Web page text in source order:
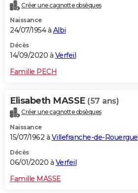
Créer une cagnotte obsèques
Naissance
24/07/1954 à Albi
Décès
14/09/2020 à Verfeil
Famille PECH
Elisabeth MASSE (57 ans)
Créer une cagnotte obsèques
Naissance
15/07/1962 à Villefranche-de-Rouergue
Décès
06/01/2020 à Verfeil
Famille MASSE